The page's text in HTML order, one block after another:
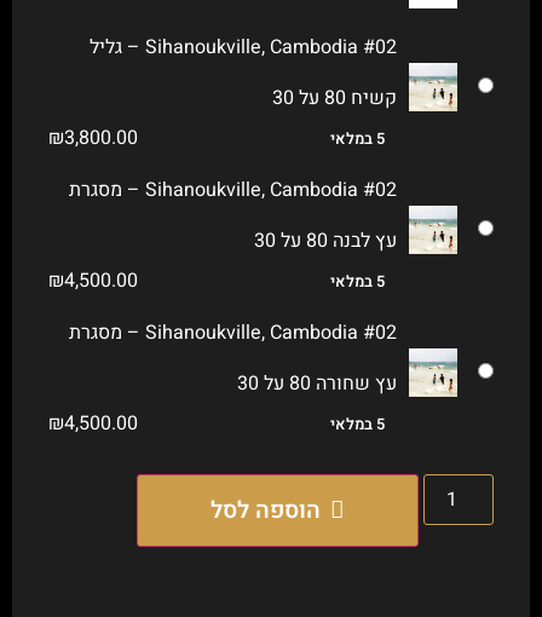
Sihanoukville, Cambodia #02 – גליל
קשיח 80 על 30
₪3,800.00 5 במלאי
Sihanoukville, Cambodia #02 – מסגרת
עץ לבנה 80 על 30
₪4,500.00 5 במלאי
Sihanoukville, Cambodia #02 – מסגרת
עץ שחורה 80 על 30
₪4,500.00 5 במלאי
הוספה לסל